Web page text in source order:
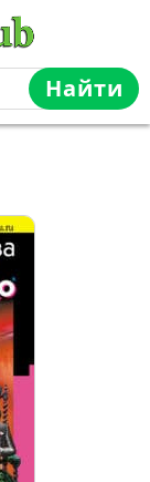
Найти